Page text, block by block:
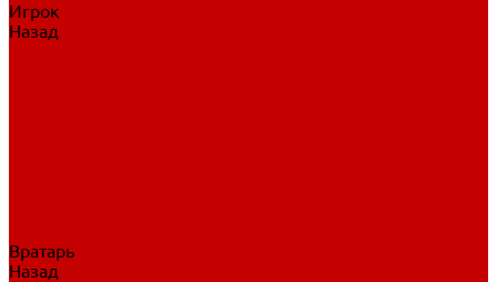
Игрок
Назад
Вратарь
Назад